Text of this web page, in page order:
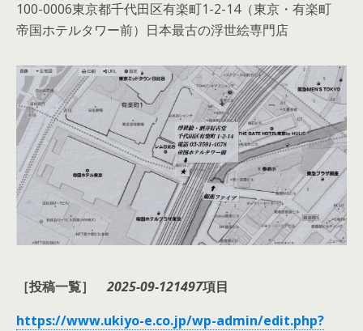
100-0006東京都千代田区有楽町1-2-14（東京・有楽町
帝国ホテルタワー前）日本最古の浮世絵専門店
［投稿一覧］2025-09-121497項目
https://www.ukiyo-e.co.jp/wp-admin/edit.php?